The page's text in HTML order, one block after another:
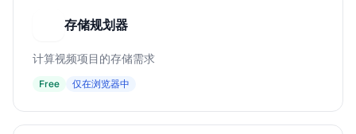
存储规划器
计算视频项目的存储需求
Free 仅在浏览器中